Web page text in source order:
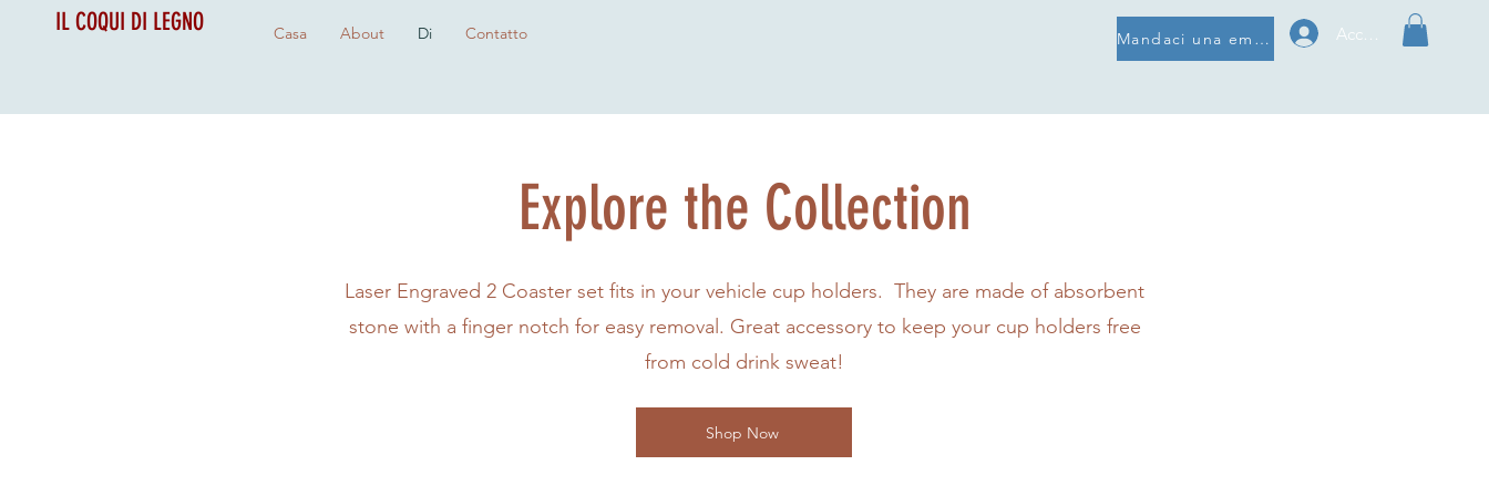
IL COQUI DI LEGNO Casa About Di Contatto Mandaci una email Accedi
Explore the Collection
Laser Engraved 2 Coaster set fits in your vehicle cup holders. They are made of absorbent
stone with a finger notch for easy removal. Great accessory to keep your cup holders free
from cold drink sweat!
Shop Now